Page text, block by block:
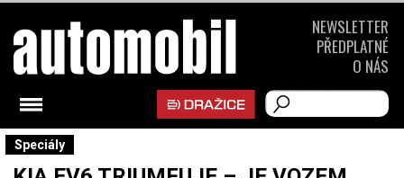
Speciály
NEWSLETTER
PŘEDPLATNÉ
O NÁS